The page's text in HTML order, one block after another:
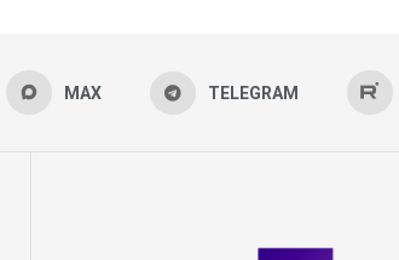
MAX TELEGRAM